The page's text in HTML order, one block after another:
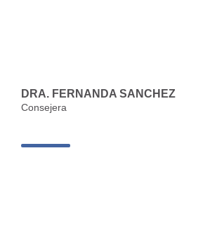
DRA. FERNANDA SANCHEZ
Consejera